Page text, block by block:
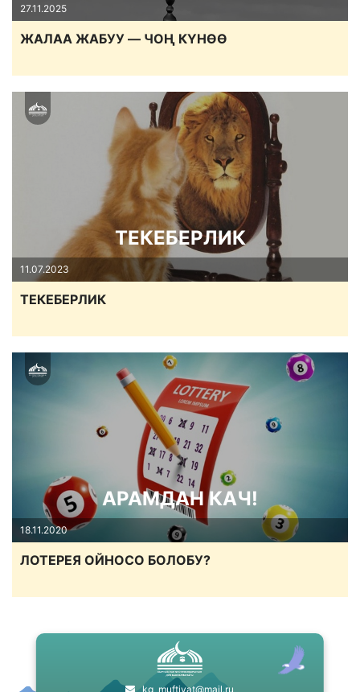
27.11.2025
ЖАЛАА ЖАБУУ — ЧОҢ КҮНӨӨ
ТЕКЕБЕРЛИК
11.07.2023
ТЕКЕБЕРЛИК
АРАМДАН КАЧ!
18.11.2020
ЛОТЕРЕЯ ОЙНОСО БОЛОБУ?
kg_muftiyat@mail.ru